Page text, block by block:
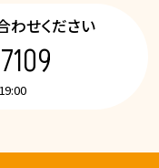
わせください